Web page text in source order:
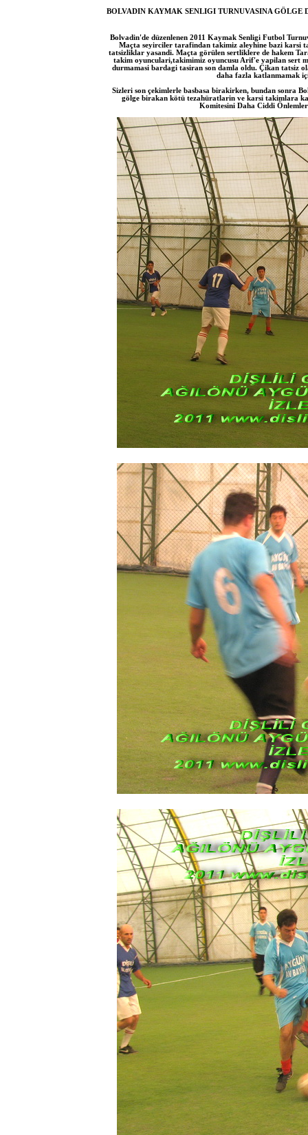
BOLVADIN KAYMAK SENLIGI TURNUVASINA GÖLGE
Bolvadin'de düzenlenen 2011 Kaymak Senligi Futbol
Maçta seyirciler tarafindan takimiz aleyhine bazi
tatsizliklar yasandi. Maçta görülen sertliklere de hakem
takim oyunculari,takimimiz oyuncusu Arif'e yapilan sert
durmamasi bardagi tasiran son damla oldu. Çikan tatsiz
daha fazla katlanmamak
Sizleri son çekimlerle basbasa birakirken, bundan sonra
gölge birakan kötü tezahüratlarin ve karsi takimlara
Komitesini Daha Ciddi